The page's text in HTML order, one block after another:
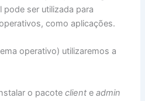
ser utilizada para
como aplicações.
operativo) utilizaremos a
o pacoteclient eadmin